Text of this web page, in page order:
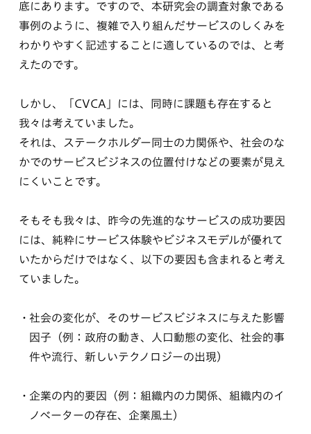
底にあります。ですので、本研究会の調査対象である
事例のように、複雑で入り組んだサービスのしくみを
わかりやすく記述することに適しているのでは、と考
えたのです。
しかし、「CVCA」には、同時に課題も存在すると
我々は考えていました。
それは、ステークホルダー同士の力関係や、社会のな
かでのサービスビジネスの位置付けなどの要素が見え
にくいことです。
そもそも我々は、昨今の先進的なサービスの成功要因
には、純粋にサービス体験やビジネスモデルが優れて
いたからだけではなく、以下の要因も含まれると考え
ていました。
社会の変化が、そのサービスビジネスに与えた影響
因子（例：政府の動き、人口動態の変化、社会的事
件や流行、新しいテクノロジーの出現）
企業の内的要因（例：組織内の力関係、組織内のイ
ノベーターの存在、企業風土）